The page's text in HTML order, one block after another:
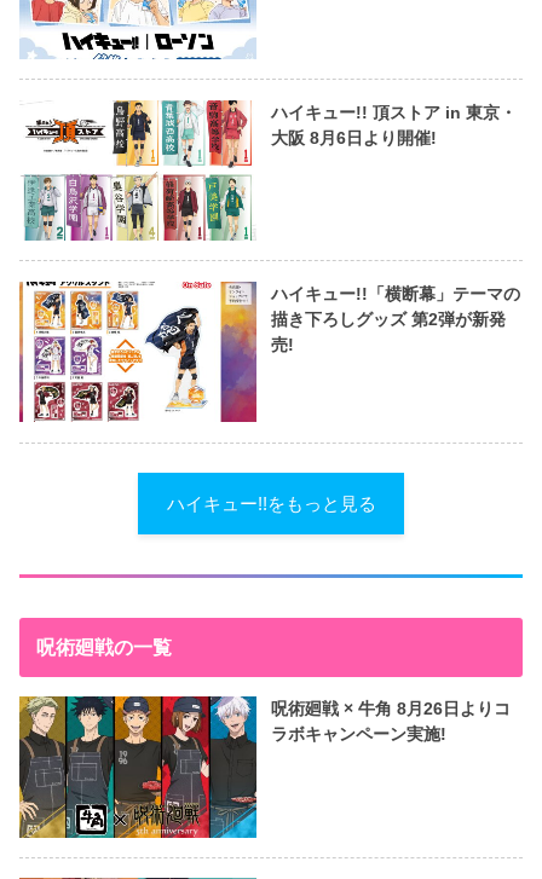
ハイキュー!! 頂ストア in 東京・
大阪 8月6日より開催!
ハイキュー!!「横断幕」テーマの
描き下ろしグッズ 第2弾が新発
売!
ハイキュー!!をもっと見る
呪術廻戦の一覧
呪術廻戦 × 牛角 8月26日よりコ
ラボキャンペーン実施!